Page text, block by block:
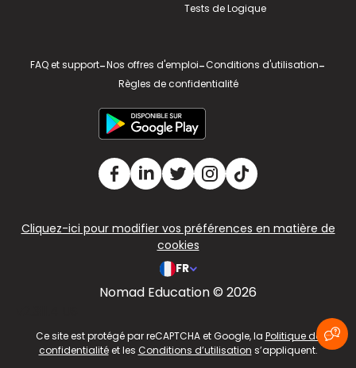
Tests de Logique
FAQ et support-Nos offres d'emploi-Conditions d'utilisation-
Règles de confidentialité
Cliquez-ici pour modifier vos préférences en matière de
cookies
FR
Nomad Education © 2026
Ce site est protégé par reCAPTCHA et Google, la Politique de
confidentialitéet les Conditions d’utilisation s’appliquent.